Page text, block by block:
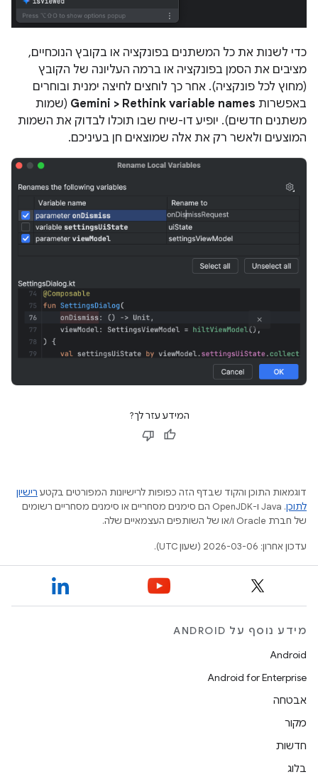
כדי לשנות את כל המשתנים בפונקציה או בקובץ הנוכחיים,
מציבים את הסמן בפונקציה או ברמה העליונה של הקובץ
(מחוץ לכל פונקציה). אחר כך לוחצים לחיצה ימנית ובוחרים
באפשרות Gemini > Rethink variable names (שמות
משתנים חדשים). יופיע דו-שיח שבו תוכלו לבדוק את השמות
המוצעים ולאשר רק את אלה שמוצאים חן בעיניכם.
המידע עזר לך?
דוגמאות התוכן והקוד שבדף הזה כפופות לרישיונות המפורטים בקטע רישיון
לתוכן
.‏ Java ו-OpenJDK הם סימנים מסחריים או סימנים מסחריים רשומים
של חברת Oracle ו/או של השותפים העצמאיים שלה.
עדכון אחרון: 2026-03-06 (שעון UTC).
מידע נוסף על ANDROID
Android
Android for Enterprise
אבטחה
מקור
חדשות
בלוג